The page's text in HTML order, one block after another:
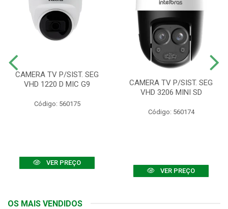
CAMERA TV P/SIST. SEG
VHD 1220 D MIC G9
Código: 560175
VER PREÇO
CAMERA TV P/SIST. SEG
VHD 3206 MINI SD
Código: 560174
VER PREÇO
OS MAIS VENDIDOS